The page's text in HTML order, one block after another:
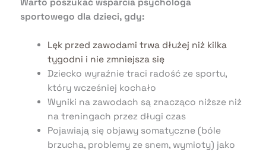
sportowego dla dzieci, gdy:
Lęk przed zawodami trwa dłużej niż kilka
tygodni i nie zmniejsza się
Dziecko wyraźnie traci radość ze sportu,
który wcześniej kochało
Wyniki na zawodach są znacząco niższe niż
na treningach przez długi czas
Pojawiają się objawy somatyczne (bóle
brzucha, problemy ze snem, wymioty) jako